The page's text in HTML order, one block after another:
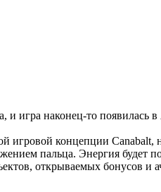
игра наконец-то появилась в
игровой концепции Canabalt,
пальца. Энергия будет
открываемых бонусов и